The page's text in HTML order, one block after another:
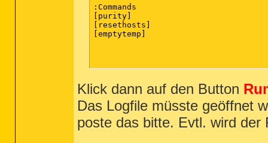
:Commands
[purity]
[resethosts]
[emptytemp]
Klick dann auf den Button
Das Logfile müsste geöffnet
poste das bitte. Evtl. wird der